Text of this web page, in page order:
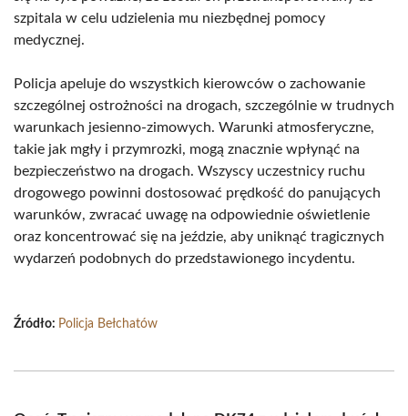
szpitala w celu udzielenia mu niezbędnej pomocy
medycznej.
Policja apeluje do wszystkich kierowców o zachowanie
szczególnej ostrożności na drogach, szczególnie w trudnych
warunkach jesienno-zimowych. Warunki atmosferyczne,
takie jak mgły i przymrozki, mogą znacznie wpłynąć na
bezpieczeństwo na drogach. Wszyscy uczestnicy ruchu
drogowego powinni dostosować prędkość do panujących
warunków, zwracać uwagę na odpowiednie oświetlenie
oraz koncentrować się na jeździe, aby uniknąć tragicznych
wydarzeń podobnych do przedstawionego incydentu.
Źródło: Policja Bełchatów